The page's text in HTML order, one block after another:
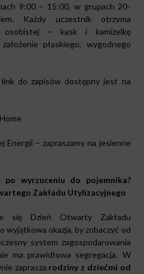
9:00 – 15:00, w grupach 20-
Każdy uczestnik otrzyma
osobistej – kask i kamizelkę
płaskiego, wygodnego
link do zapisów dostępny jest na
Home
Energii – zapraszamy na jesienne
wyrzuceniu do pojemnika?
Zakładu Utylizacyjnego
się Dzień Otwarty Zakładu
wyjątkowa okazja, by zobaczyć od
system zagospodarowania
ma prawidłowa segregacja. W
zaprasza rodziny z dziećmi od